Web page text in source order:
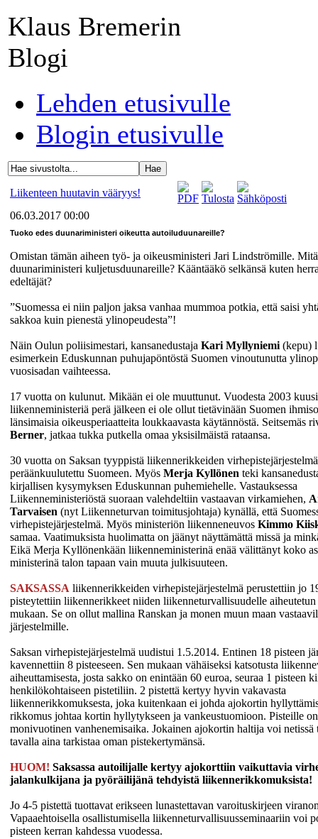
Klaus Bremerin
Blogi
Lehden etusivulle
Blogin etusivulle
Liikenteen huutavin vääryys!
06.03.2017 00:00
Tuoko edes duunariministeri oikeutta autoiluduunareille?
Omistan tämän aiheen työ- ja oikeusministeri Jari Lindströmille.
duunariministeri kuljetusduunareille? Kääntääkö selkänsä kuten
edeltäjät?
”Suomessa ei niin paljon jaksa vanhaa mummoa potkia, että saisi
sakkoa kuin pienestä ylinopeudesta”!
Näin Oulun poliisimestari, kansanedustaja Kari Myllyniemi (kepu)
esimerkein Eduskunnan puhujapöntöstä Suomen vinoutunutta
vuosisadan vaihteessa.
17 vuotta on kulunut. Mikään ei ole muuttunut. Vuodesta 2003
liikenneministeriä perä jälkeen ei ole ollut tietävinään Suomen
länsimaisia oikeusperiaatteita loukkaavasta käytännöstä. Seitsemäs
Berner, jatkaa tukka putkella omaa yksisilmäistä rataansa.
30 vuotta on Saksan tyyppistä liikennerikkeiden
peräänkuulutettu Suomeen. Myös Merja Kyllönen teki
kirjallisen kysymyksen Eduskunnan puhemiehelle. Vastauksessa
Liikenneministeriöstä suoraan valehdeltiin vastaavan virkamiehen,
Tarvaisen (nyt Liikenneturvan toimitusjohtaja) kynällä, että
virhepistejärjestelmä. Myös ministeriön liikenneneuvos Kimmo
samaa. Vaatimuksista huolimatta on jäänyt näyttämättä missä ja
Eikä Merja Kyllönenkään liikenneministerinä enää välittänyt koko
ministerinä talon tapaan vain muuta julkisuuteen.
SAKSASSA liikennerikkeiden virhepistejärjestelmä perustettiin jo
pisteytettiin liikennerikkeet niiden liikenneturvallisuudelle aiheutetun
mukaan. Se on ollut mallina Ranskan ja monen muun maan
järjestelmille.
Saksan virhepistejärjestelmä uudistui 1.5.2014. Entinen 18 pisteen
kavennettiin 8 pisteeseen. Sen mukaan vähäiseksi katsotusta
aiheuttamisesta, josta sakko on enintään 60 euroa, seuraa 1 pisteen
henkilökohtaiseen pistetiliin. 2 pistettä kertyy hyvin vakavasta
liikennerikkomuksesta, joka kuitenkaan ei johda ajokortin
rikkomus johtaa kortin hyllytykseen ja vankeustuomioon. Pisteille
monivuotinen vanhenemisaika. Jokainen ajokortin haltija voi netissä
tavalla aina tarkistaa oman pistekertymänsä.
HUOM! Saksassa autoilijalle kertyy ajokorttiin vaikuttavia
jalankulkijana ja pyöräilijänä tehdyistä liikennerikkomuksista!
Jo 4-5 pistettä tuottavat erikseen lunastettavan varoituskirjeen
Vapaaehtoisella osallistumisella liikenneturvallisuusseminaariin voi
pisteen kerran kahdessa vuodessa.